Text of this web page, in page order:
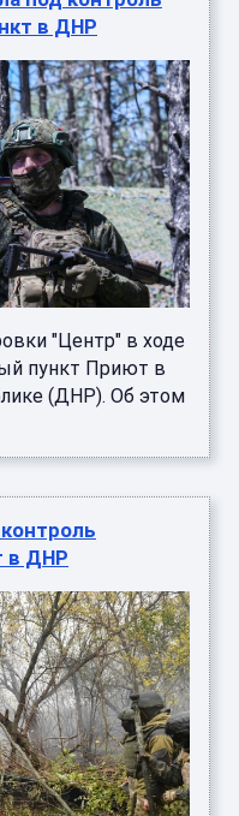
в ДНР
"Центр" в ходе
пункт Приют в
(ДНР). Об этом
в ДНР